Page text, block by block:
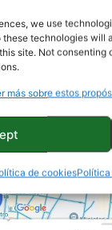
we use
technologies will
site. Not
más sobre estos
de cookies